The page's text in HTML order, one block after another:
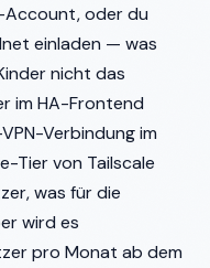
Account, oder du
einladen — was
nicht das
im HA-Frontend
Verbindung im
Tier von Tailscale
was für die
wird es
pro Monat ab dem